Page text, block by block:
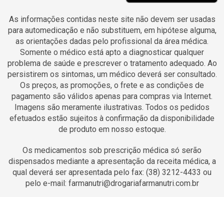
As informações contidas neste site não devem ser usadas
para automedicação e não substituem, em hipótese alguma,
as orientações dadas pelo profissional da área médica.
Somente o médico está apto a diagnosticar qualquer
problema de saúde e prescrever o tratamento adequado. Ao
persistirem os sintomas, um médico deverá ser consultado.
Os preços, as promoções, o frete e as condições de
pagamento são válidos apenas para compras via Internet.
Imagens são meramente ilustrativas. Todos os pedidos
efetuados estão sujeitos à confirmação da disponibilidade
de produto em nosso estoque.
Os medicamentos sob prescrição médica só serão
dispensados mediante a apresentação da receita médica, a
qual deverá ser apresentada pelo fax: (38) 3212-4433 ou
pelo e-mail: farmanutri@drogariafarmanutri.com.br